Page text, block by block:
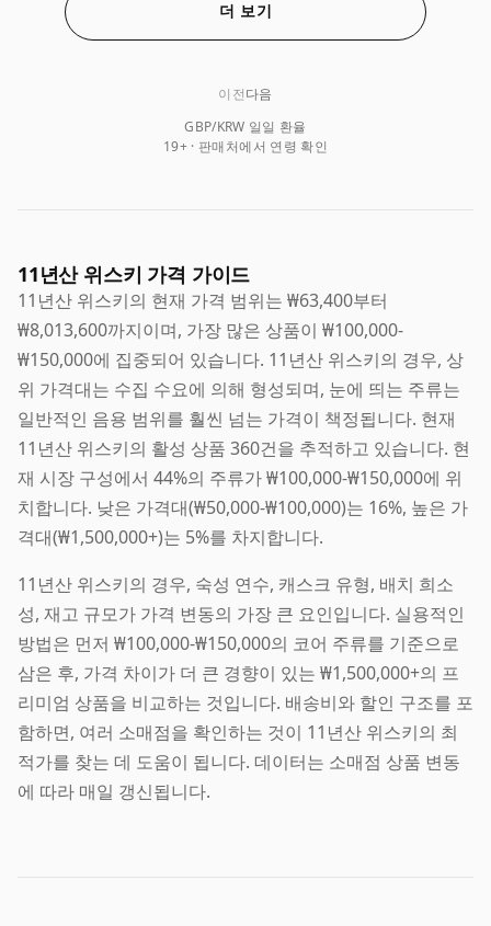
더 보기
GBP/KRW 일일 환율
19+ · 판매처에서 연령 확인
이전다음
11년산 위스키 가격 가이드
11년산 위스키의 현재 가격 범위는 ₩63,400부터
₩8,013,600까지이며, 가장 많은 상품이 ₩100,000-
₩150,000에 집중되어 있습니다. 11년산 위스키의 경우, 상
위 가격대는 수집 수요에 의해 형성되며, 눈에 띄는 주류는
일반적인 음용 범위를 훨씬 넘는 가격이 책정됩니다. 현재
11년산 위스키의 활성 상품 360건을 추적하고 있습니다. 현
재 시장 구성에서 44%의 주류가 ₩100,000-₩150,000에 위
치합니다. 낮은 가격대(₩50,000-₩100,000)는 16%, 높은 가
격대(₩1,500,000+)는 5%를 차지합니다.
11년산 위스키의 경우, 숙성 연수, 캐스크 유형, 배치 희소
성, 재고 규모가 가격 변동의 가장 큰 요인입니다. 실용적인
방법은 먼저 ₩100,000-₩150,000의 코어 주류를 기준으로
삼은 후, 가격 차이가 더 큰 경향이 있는 ₩1,500,000+의 프
리미엄 상품을 비교하는 것입니다. 배송비와 할인 구조를 포
함하면, 여러 소매점을 확인하는 것이 11년산 위스키의 최
적가를 찾는 데 도움이 됩니다. 데이터는 소매점 상품 변동
에 따라 매일 갱신됩니다.